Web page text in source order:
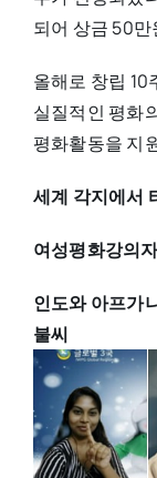
되어 상금 50
올해로 창립 10
실질적인 평화
평화활동을 지
세계 각지에서
여성평화강의
인도와 아프가
불씨